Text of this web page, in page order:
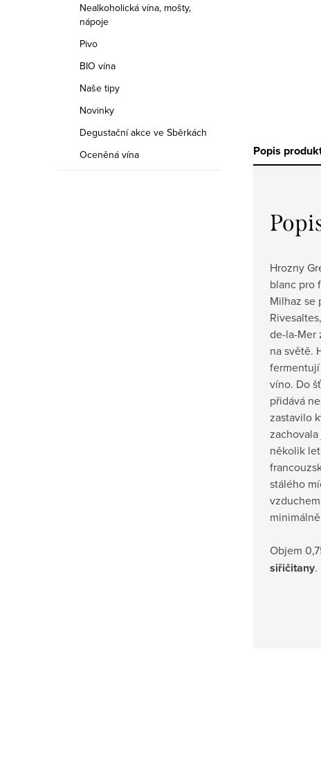
Nealkoholická vína, mošty,
nápoje
Pivo
BIO vína
Naše tipy
Novinky
Degustační akce ve Sběrkách
Oceněná vína
Popis
Hrozny
blanc pro
Milhaz se
de-la-Mer
na světě.
víno. Do
přidává
zastavilo
několik
stálého
Objem
siřičitany.